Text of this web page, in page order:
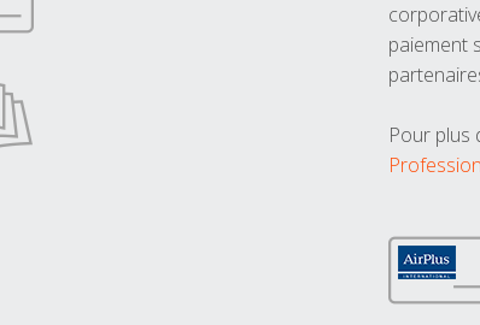
paiement
Pour plus